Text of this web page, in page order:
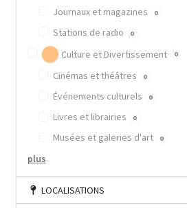
Journaux et magazines 0
Stations de radio 0
Culture et Divertissement 0
Cinémas et théâtres 0
Événements culturels 0
Livres et librairies 0
Musées et galeries d'art 0
plus
LOCALISATIONS